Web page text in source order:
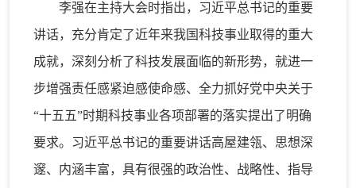
李强在主持大会时指出，习近平总书记的重要
讲话，充分肯定了近年来我国科技事业取得的重大
成就，深刻分析了科技发展面临的新形势，就进一
步增强责任感紧迫感使命感、全力抓好党中央关于
“十五五”时期科技事业各项部署的落实提出了明确
要求。习近平总书记的重要讲话高屋建瓴、思想深
邃、内涵丰富，具有很强的政治性、战略性、指导